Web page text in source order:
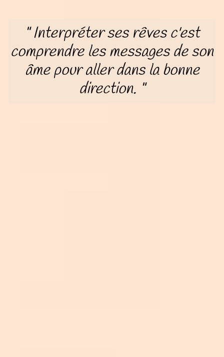
" Interpréter ses rêves c'est
comprendre les messages de son
âme pour aller dans la bonne
direction. "